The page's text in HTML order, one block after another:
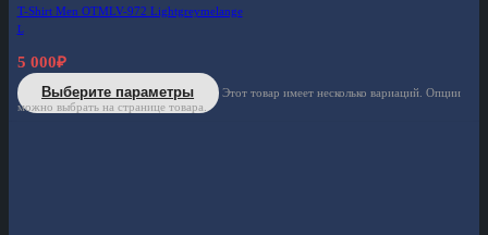
T-Shirt Men OTMLV-972 Lightgreymelange
L
5 000₽
Выберите параметры
Этот товар имеет несколько вариаций. Опции
можно выбрать на странице товара.